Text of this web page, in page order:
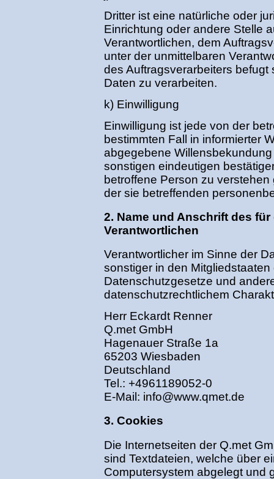
Dritter ist eine natürliche oder
Einrichtung oder andere Stelle
Verantwortlichen, dem
unter der unmittelbaren
des Auftragsverarbeiters
Daten zu verarbeiten.
k) Einwilligung
Einwilligung ist jede von der
bestimmten Fall in informierter
abgegebene
sonstigen eindeutigen
betroffene Person zu
der sie betreffenden
2. Name und Anschrift des
Verantwortlichen
Verantwortlicher im Sinne der
sonstiger in den
Datenschutzgesetze und
datenschutzrechtlichem
Herr Eckardt Renner
Q.met GmbH
Hagenauer Straße 1a
65203 Wiesbaden
Deutschland
Tel.: +4961189052-0
E-Mail: info@www.qmet.de
3. Cookies
Die Internetseiten der Q.met
sind Textdateien, welche über
Computersystem abgelegt und